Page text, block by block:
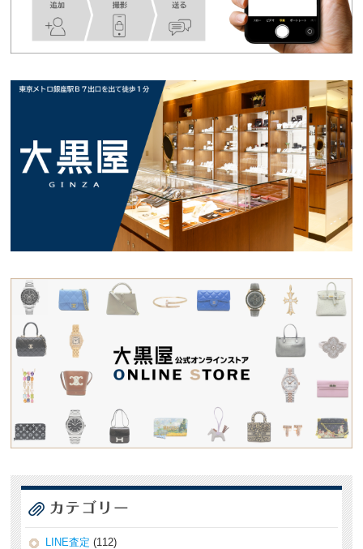
LINE査定 (112)